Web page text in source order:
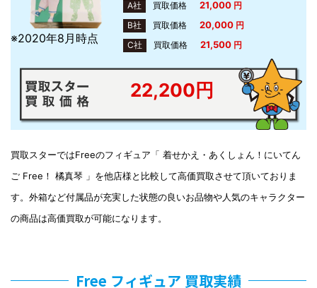
A社 買取価格 21,000円
B社
買取価格 20,000円
C社
買取価格 21,500 円
※2020年8月時点
22,200円
買取スターではFreeのフィギュア「 着せかえ・あくしょん！にいてん
ご Free！ 橘真琴 」を他店様と比較して高価買取させて頂いておりま
す。外箱など付属品が充実した状態の良いお品物や人気のキャラクター
の商品は高価買取が可能になります。
Free フィギュア 買取実績